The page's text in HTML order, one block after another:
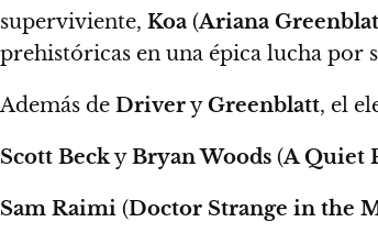
superviviente, Koa (Ariana
prehistóricas en una épica lucha por
Además de DriveryGreenblatt, el
Scott BeckyBryan Woods (A Quiet
Sam Raimi (Doctor Strange in the